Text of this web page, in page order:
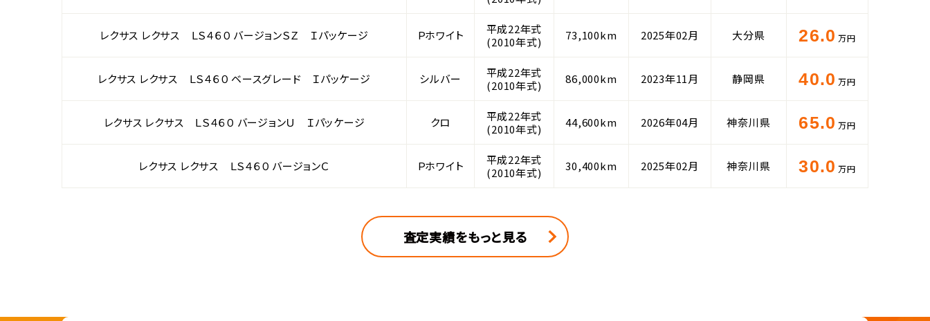
レクサス レクサス ＬＳ４６０ バージョンＳＺ Ｉパッケージ Ｐホワイト
平成22年式
(2010年式)
73,100km 2025年02月 大分県 26.0 万円
レクサス レクサス ＬＳ４６０ ベースグレード Ｉパッケージ シルバー
平成22年式
(2010年式)
86,000km 2023年11月 静岡県 40.0 万円
レクサス レクサス ＬＳ４６０ バージョンＵ Ｉパッケージ クロ
平成22年式
(2010年式)
44,600km 2026年04月 神奈川県 65.0 万円
レクサス レクサス ＬＳ４６０ バージョンＣ Ｐホワイト
平成22年式
(2010年式)
30,400km 2025年02月 神奈川県 30.0 万円
査定実績をもっと見る